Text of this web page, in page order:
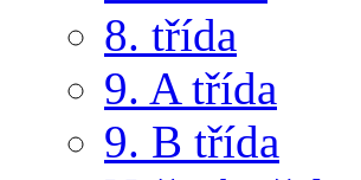
8. třída
9. A třída
9. B třída